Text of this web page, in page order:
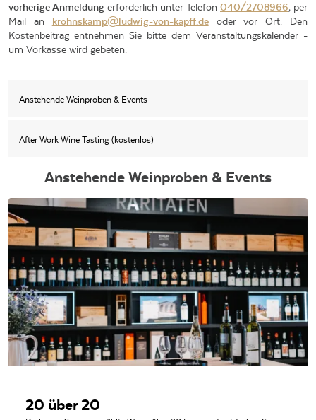
vorherige Anmeldung erforderlich unter Telefon 040/2708966, per
Mail an krohnskamp@ludwig-von-kapff.deoder vor Ort. Den
Kostenbeitrag entnehmen Sie bitte dem Veranstaltungskalender -
um Vorkasse wird gebeten.
Anstehende Weinproben & Events
After Work Wine Tasting (kostenlos)
Anstehende Weinproben & Events
20 über 20